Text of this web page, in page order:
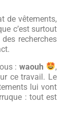
de vêtements,
c’est surtout
recherches
: waouh
,
ce travail. Le
lui vont
: tout est